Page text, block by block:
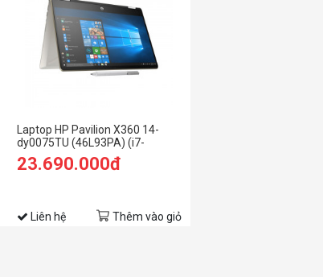
Laptop HP Pavilion X360 14-
dy0075TU (46L93PA) (i7-
1165G7/8GB RAM/512GB
SSD/14 FHD Cảm
23.690.000đ
Liên hệ Thêm vào giỏ